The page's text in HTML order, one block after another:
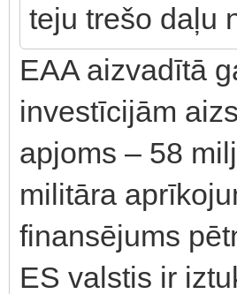
teju trešo daļu
EAA aizvadītā
investīcijām
apjoms – 58
militāra
finansējums
ES valstis ir